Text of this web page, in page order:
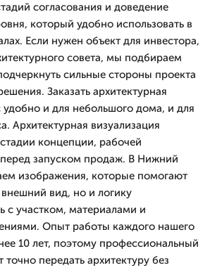
согласования и доведение
который удобно использовать в
Если нужен объект для инвестора,
совета, мы подбираем
сильные стороны проекта
Заказать архитектурная
удобно и для небольшого дома, и для
Архитектурная визуализация
концепции, рабочей
запуском продаж. В Нижний
изображения, которые помогают
внешний вид, но и логику
с участком, материалами и
Опыт работы каждого нашего
10 лет, поэтому профессиональный
точно передать архитектуру без